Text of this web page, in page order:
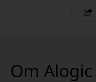
Om Alogic